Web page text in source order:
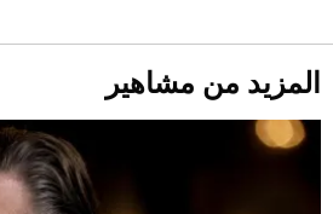
المزيد من مشاهير